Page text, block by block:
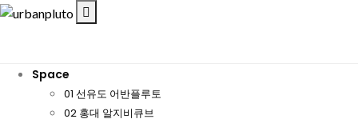
Space
01 선유도 어반플루토
02 홍대 알지비큐브